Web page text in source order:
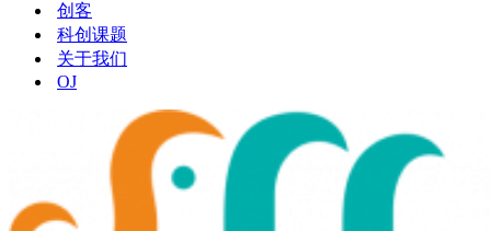
创客
科创课题
关于我们
OJ